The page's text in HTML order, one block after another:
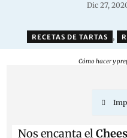
Dic 27,
RECETAS DE TARTAS ,
Cómo hacer y
Nos encanta el